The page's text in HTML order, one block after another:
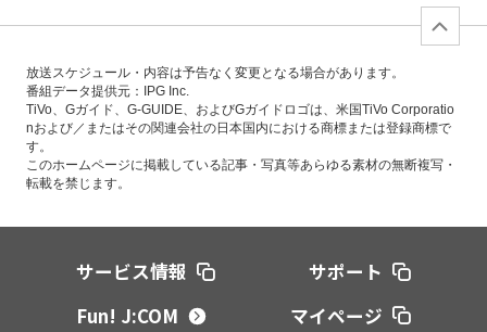
放送スケジュール・内容は予告なく変更となる場合があります。
番組データ提供元：IPG Inc.
TiVo、Gガイド、G-GUIDE、およびGガイドロゴは、米国TiVo Corporatio
nおよび／またはその関連会社の日本国内における商標または登録商標で
す。
このホームページに掲載している記事・写真等あらゆる素材の無断複写・
転載を禁じます。
サービス情報
サポート
Fun! J:COM
マイページ